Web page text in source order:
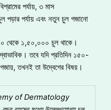
পর্যায়, ৩ মাস
পর্যায় এবং নতুন চুল গজানো
থেকে ১,৫০,০০০ চুল থাকে।
তবে যদি প্রতিদিন ১৫০-
তখনই তা উদ্বেগের বিষয়।
of Dermatology